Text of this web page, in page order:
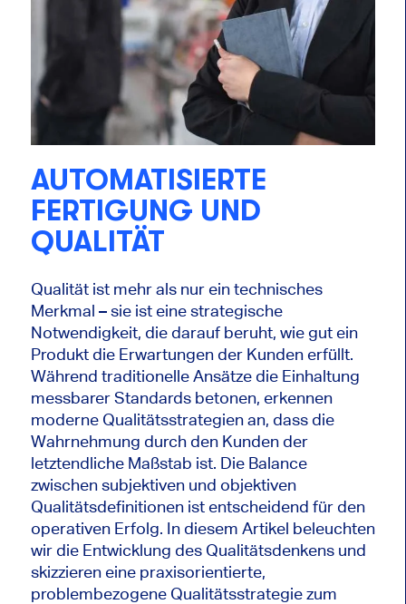
AUTOMATISIERTE
FERTIGUNG UND
QUALITÄT
Qualität ist mehr als nur ein technisches
Merkmal – sie ist eine strategische
Notwendigkeit, die darauf beruht, wie gut ein
Produkt die Erwartungen der Kunden erfüllt.
Während traditionelle Ansätze die Einhaltung
messbarer Standards betonen, erkennen
moderne Qualitätsstrategien an, dass die
Wahrnehmung durch den Kunden der
letztendliche Maßstab ist. Die Balance
zwischen subjektiven und objektiven
Qualitätsdefinitionen ist entscheidend für den
operativen Erfolg. In diesem Artikel beleuchten
wir die Entwicklung des Qualitätsdenkens und
skizzieren eine praxisorientierte,
problembezogene Qualitätsstrategie zum